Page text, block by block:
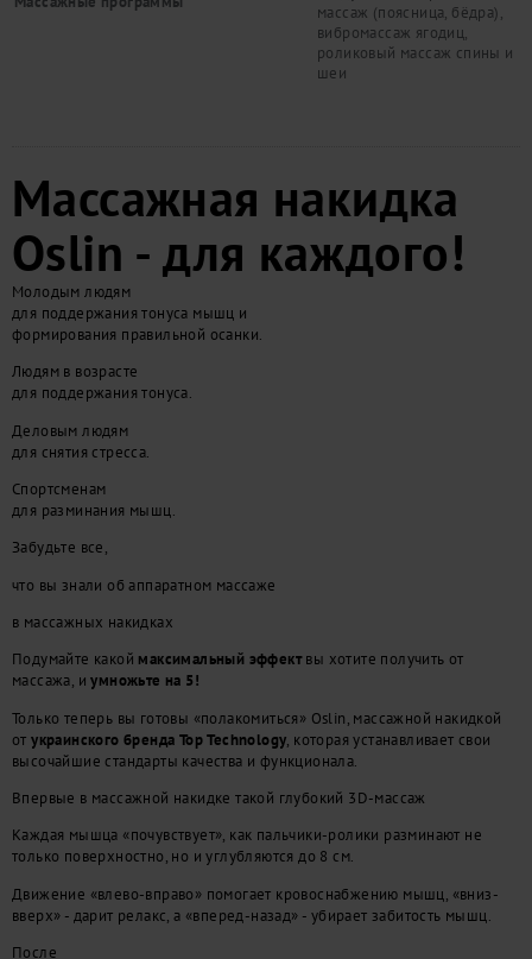
массаж (поясница, бёдра),
вибромассаж ягодиц,
роликовый массаж спины и
шеи
Массажная накидка
Oslin - для каждого!
Молодым людям
для поддержания тонуса мышц и
формирования правильной осанки.
Людям в возрасте
для поддержания тонуса.
Деловым людям
для снятия стресса.
Спортсменам
для разминания мышц.
Забудьте все,
что вы знали об аппаратном массаже
в массажных накидках
Подумайте какой максимальный эффектвы хотите получить от
массажа, иумножьте на 5!
Только теперь вы готовы «полакомиться» Oslin, массажной накидкой
отукраинского бренда Top Technology, которая устанавливает свои
высочайшие стандарты качества и функционала.
Впервые в массажной накидке такой глубокий 3D-массаж
Каждая мышца «почувствует», как пальчики-ролики разминают не
только поверхностно, но и углубляются до 8 см.
Движение «влево-вправо» помогает кровоснабжению мышц, «вниз-
вверх» - дарит релакс, а «вперед-назад» - убирает забитость мышц.
После